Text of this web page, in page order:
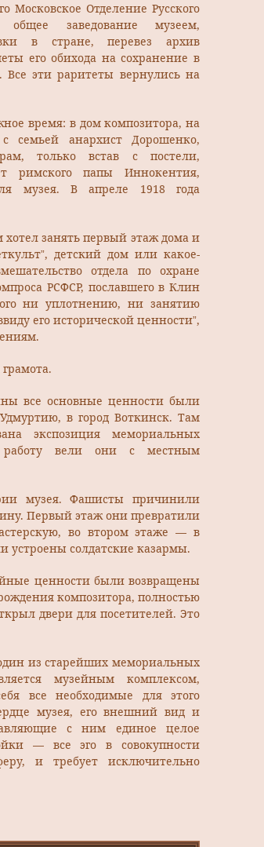
Московское Отделение Русского
общее заведование музеем,
в стране, перевез архив
его обихода на сохранение в
Все эти раритеты вернулись на
время: в дом композитора, на
семьей анархист Дорошенко,
только встав с постели,
римского папы Иннокентия,
музея. В апреле 1918 года
занять первый этаж дома и
детский дом или какое-
отдела по охране
РСФСР, пославшего в Клин
ни уплотнению, ни занятию
его исторической ценности”,
все основные ценности были
в город Воткинск. Там
экспозиция мемориальных
работу вели они с местным
музея. Фашисты причинили
Первый этаж они превратили
во втором этаже — в
устроены солдатские казармы.
ценности были возвращены
композитора, полностью
двери для посетителей. Это
из старейших мемориальных
музейным комплексом,
все необходимые для этого
музея, его внешний вид и
с ним единое целое
— все эго в совокупности
и требует исключительно